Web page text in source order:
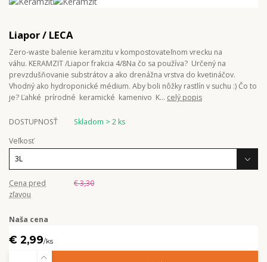
Liapor / LECA
Zero-waste balenie keramzitu v kompostovateľnom vrecku na
váhu. KERAMZIT /Liapor frakcia 4/8Na čo sa používa? Určený na
prevzdušňovanie substrátov a ako drenážna vrstva do kvetináčov.
Vhodný ako hydroponické médium. Aby boli nôžky rastlín v suchu :) Čo to
je? Ľahké prírodné keramické kamenivo K... celý popis
DOSTUPNOSŤ
Skladom > 2 ks
Veľkosť
Cena pred
zľavou
€ 3,30
Naša cena
€ 2,99/ks